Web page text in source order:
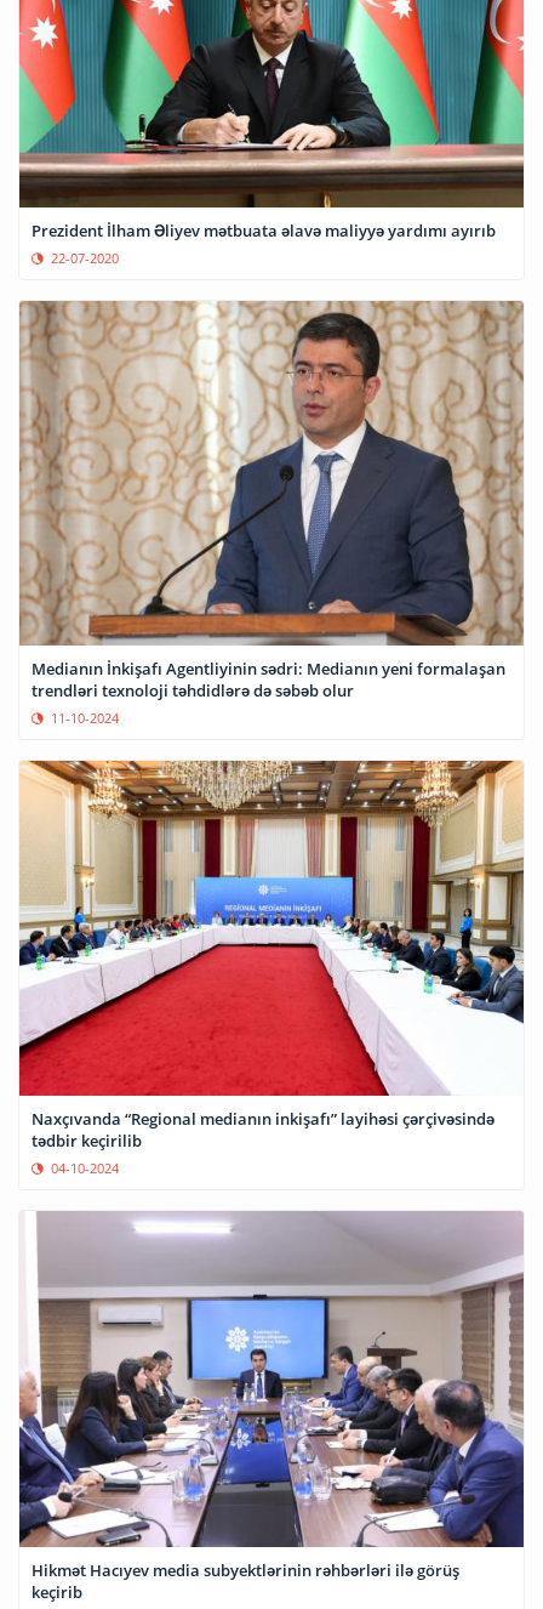
Prezident İlham Əliyev mətbuata əlavə maliyyə yardımı ayırıb
22-07-2020
Medianın İnkişafı Agentliyinin sədri: Medianın yeni formalaşan
trendləri texnoloji təhdidlərə də səbəb olur
11-10-2024
Naxçıvanda “Regional medianın inkişafı” layihəsi çərçivəsində
tədbir keçirilib
04-10-2024
Hikmət Hacıyev media subyektlərinin rəhbərləri ilə görüş
keçirib